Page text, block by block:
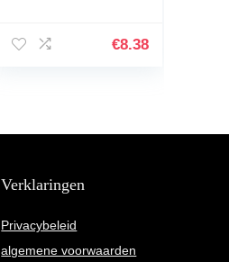
Plantendecoraties
€8.38
Verklaringen
Privacybeleid
algemene voorwaarden